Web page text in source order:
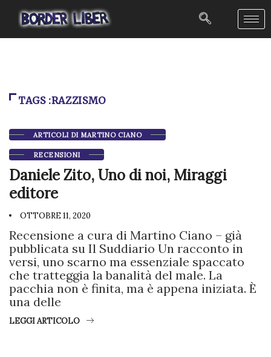
TAGS :RAZZISMO
ARTICOLI DI MARTINO CIANO
RECENSIONI
Daniele Zito, Uno di noi, Miraggi
editore
OTTOBRE 11, 2020
Recensione a cura di Martino Ciano – già
pubblicata su Il Suddiario Un racconto in
versi, uno scarno ma essenziale spaccato
che tratteggia la banalità del male. La
pacchia non è finita, ma è appena iniziata. È
una delle
LEGGI ARTICOLO